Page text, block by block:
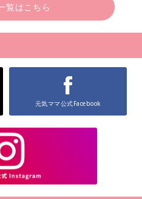
覧はこちら
元気ママ公式Facebook